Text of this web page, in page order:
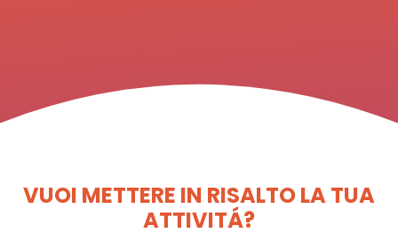
VUOI METTERE IN RISALTO LA TUA
ATTIVITÁ?